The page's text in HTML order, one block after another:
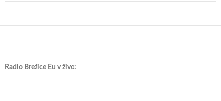
Radio Brežice Eu v živo: